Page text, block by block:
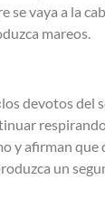
se vaya a la
mareos.
devotos del
y afirman que
un